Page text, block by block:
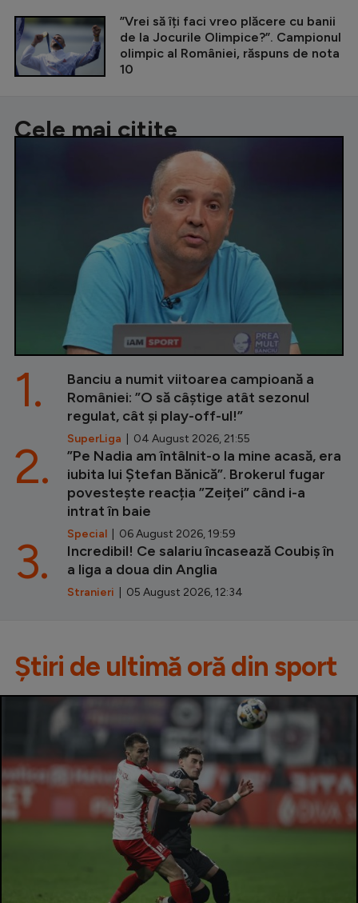
”Vrei să îți faci vreo plăcere cu banii
de la Jocurile Olimpice?”. Campionul
olimpic al României, răspuns de nota
10
Cele mai citite
Banciu a numit viitoarea campioană a
României: ”O să câștige atât sezonul
regulat, cât și play-off-ul!”
SuperLiga | 04 August 2026, 21:55
1.
”Pe Nadia am întâlnit-o la mine acasă, era
iubita lui Ștefan Bănică”. Brokerul fugar
povestește reacția ”Zeiței” când i-a
intrat în baie
Special | 06 August 2026, 19:59
2.
Incredibil! Ce salariu încasează Coubiș în
a liga a doua din Anglia
Stranieri | 05 August 2026, 12:34
3.
Știri de ultimă oră din sport